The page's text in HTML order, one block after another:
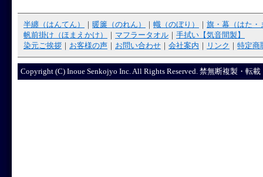
半纏（はんてん） ｜ 暖簾（のれん） ｜ 幟（のぼり） ｜ 旗・幕（はた・
帆前掛け（ほまえかけ）
｜ マフラータオル ｜ 手拭い【気音間製】
染元ご挨拶 ｜ お客様の声 ｜ お問い合わせ ｜ 会社案内 ｜ リンク ｜ 特定商
Copyright (C) Inoue Senkojyo Inc. All Rights Reserved. 禁無断複製・